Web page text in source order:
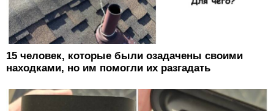
15 человек, которые были озадачены своими
находками, но им помогли их разгадать